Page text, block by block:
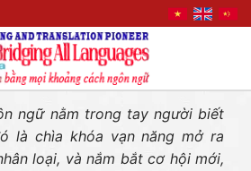
ngữ nằm trong tay người biết
là chìa khóa vạn năng mở ra
loại, và nắm bắt cơ hội mới,